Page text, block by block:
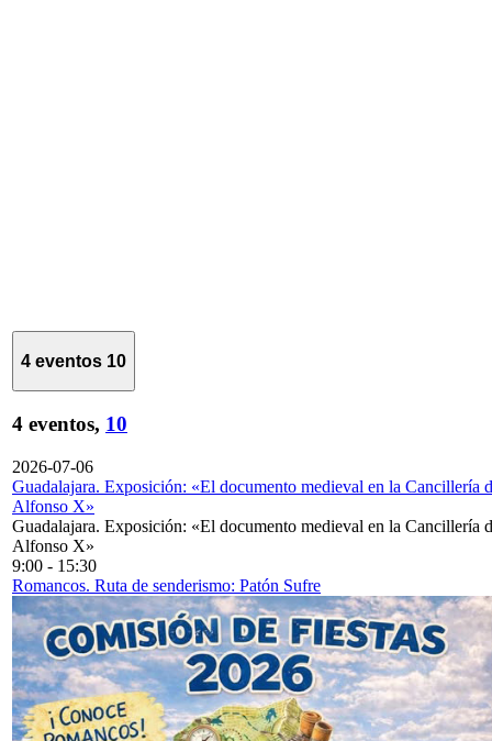
4 eventos 10
4 eventos, 10
2026-07-06
Guadalajara. Exposición: «El documento medieval en la Cancillería
Alfonso X»
Guadalajara. Exposición: «El documento medieval en la Cancillería
Alfonso X»
9:00 - 15:30
Romancos. Ruta de senderismo: Patón Sufre